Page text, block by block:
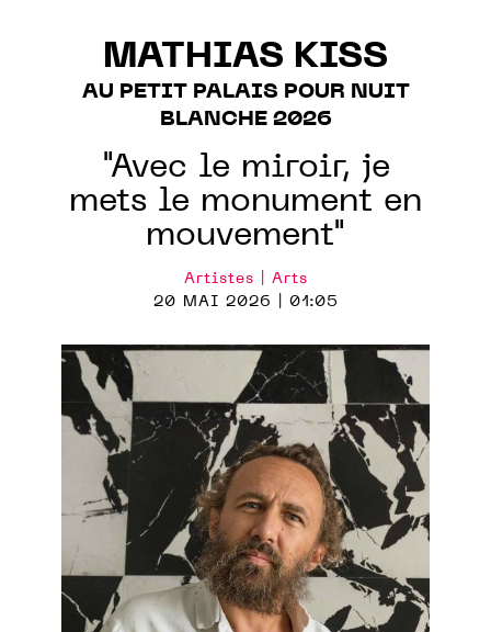
MATHIAS KISS
AU PETIT PALAIS POUR NUIT
BLANCHE 2026
"Avec le miroir, je
mets le monument en
mouvement"
Artistes | Arts
20 MAI 2026 | 01:05